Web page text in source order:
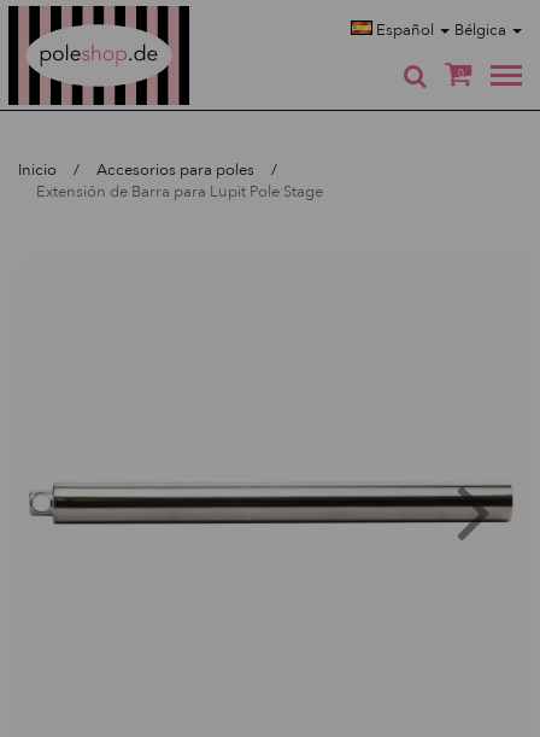
Español Bélgica
0
Inicio
Accesorios para poles
Extensión de Barra para Lupit Pole Stage